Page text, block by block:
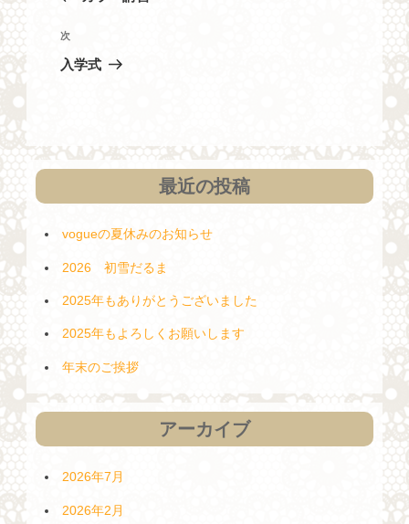
ビ
ゲ
投
次
の
次
入学式
最近の投稿
vogueの夏休みのお知らせ
2026 初雪だるま
2025年もありがとうございました
2025年もよろしくお願いします
年末のご挨拶
アーカイブ
2026年7月
2026年2月